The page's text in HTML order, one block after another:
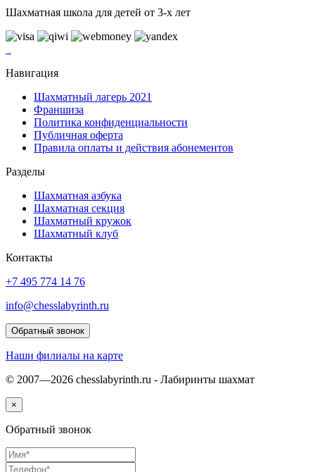
Шахматная школа для детей от 3-х лет
Навигация
Шахматный лагерь 2021
Франшиза
Политика конфиденциальности
Публичная оферта
Правила оплаты и действия абонементов
Разделы
Шахматная азбука
Шахматная секция
Шахматный кружок
Шахматный клуб
Контакты
+7 495 774 14 76
info@chesslabyrinth.ru
Обратный звонок
Наши филиалы на карте
© 2007—2026 chesslabyrinth.ru - Лабиринты шахмат
×
Обратный звонок